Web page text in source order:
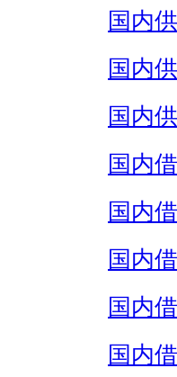
国内
国内
国内
国内
国内
国内
国内
国内